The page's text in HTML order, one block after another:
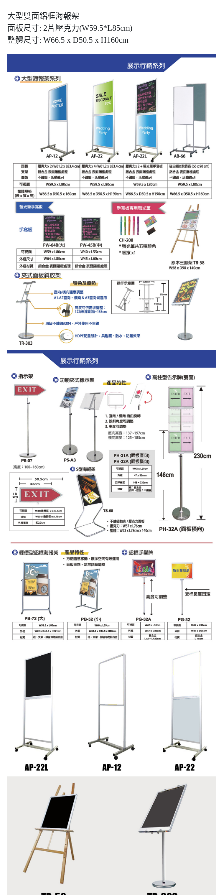
大型雙面鋁框海報架
面板尺寸: 2片壓克力(W59.5*L85cm)
整體尺寸: W66.5 x D50.5 x H160cm